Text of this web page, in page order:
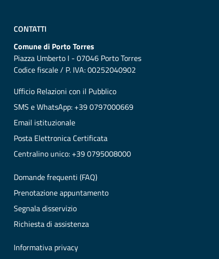
CONTATTI
Comune di Porto Torres
Piazza Umberto I - 07046 Porto Torres
Codice fiscale / P. IVA: 00252040902
Ufficio Relazioni con il Pubblico
SMS e WhatsApp: +39 0797000669
Email istituzionale
Posta Elettronica Certificata
Centralino unico: +39 0795008000
Domande frequenti (FAQ)
Prenotazione appuntamento
Segnala disservizio
Richiesta di assistenza
Informativa privacy